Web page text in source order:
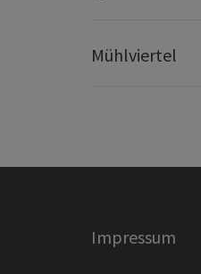
Mühlviertel
Impressum